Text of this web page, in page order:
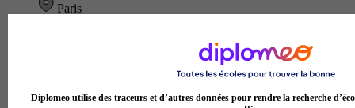
Paris
Diplomeo utilise des traceurs et d’autres données pour rendre la recherche